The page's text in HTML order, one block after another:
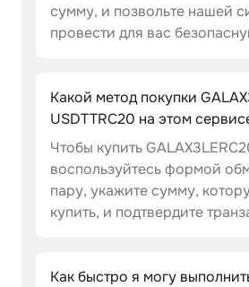
сумму, и позвольте нашей
провести для вас
Какой метод покупки
USDTTRC20 на этом
Чтобы купить
воспользуйтесь формой
пару, укажите сумму,
купить, и подтвердите
Как быстро я могу